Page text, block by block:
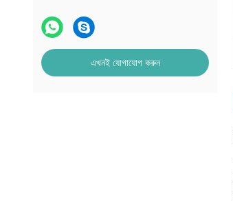
এখনই যোগাযোগ করুন